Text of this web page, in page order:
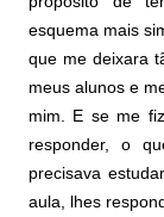
esquema mais
que me deixara
meus alunos e
mim. E se me
responder, o
precisava
aula, lhes